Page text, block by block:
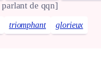
parlant de qqn]
triomphant glorieux